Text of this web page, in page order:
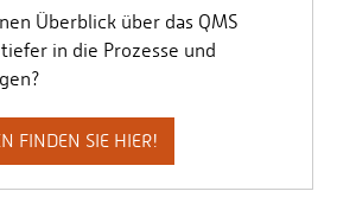
Überblick über das QMS
in die Prozesse und
FINDEN SIE HIER!